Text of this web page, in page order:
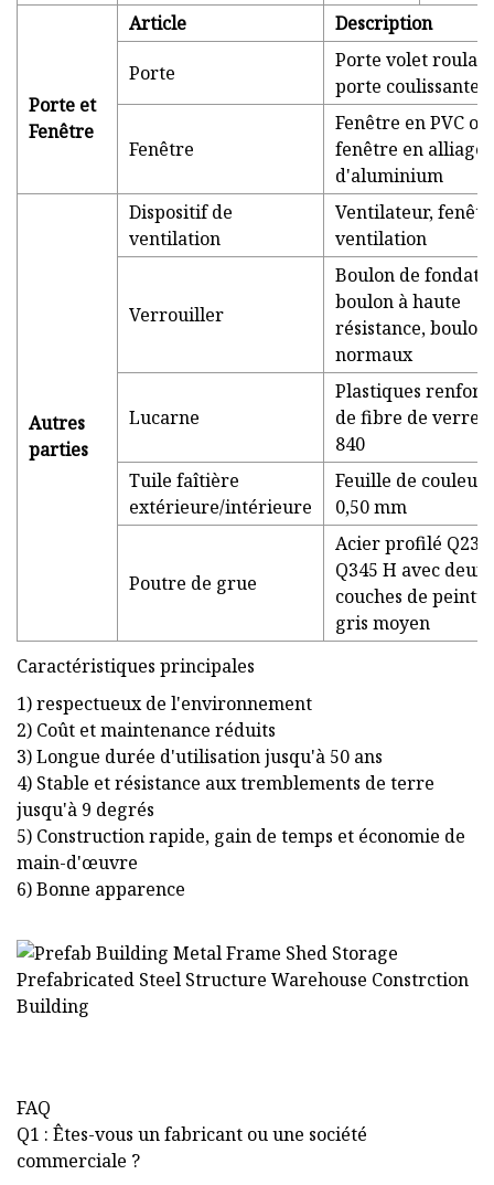
Porte et
Fenêtre
Article Description
Porte
Porte volet
porte coulissante
Fenêtre
Fenêtre en PVC ou
fenêtre en alliage
d'aluminium
Autres
parties
Dispositif de
ventilation
Ventilateur,
ventilation
Verrouiller
Boulon de
boulon à haute
résistance,
normaux
Lucarne
Plastiques
de fibre de verre
840
Tuile faîtière
extérieure/intérieure
Feuille de couleur
0,50 mm
Poutre de grue
Acier profilé Q235
Q345 H avec deux
couches de
gris moyen
Caractéristiques principales
1) respectueux de l'environnement
2) Coût et maintenance réduits
3) Longue durée d'utilisation jusqu'à 50 ans
4) Stable et résistance aux tremblements de terre
jusqu'à 9 degrés
5) Construction rapide, gain de temps et économie de
main-d'œuvre
6) Bonne apparence
FAQ
Q1 : Êtes-vous un fabricant ou une société
commerciale ?